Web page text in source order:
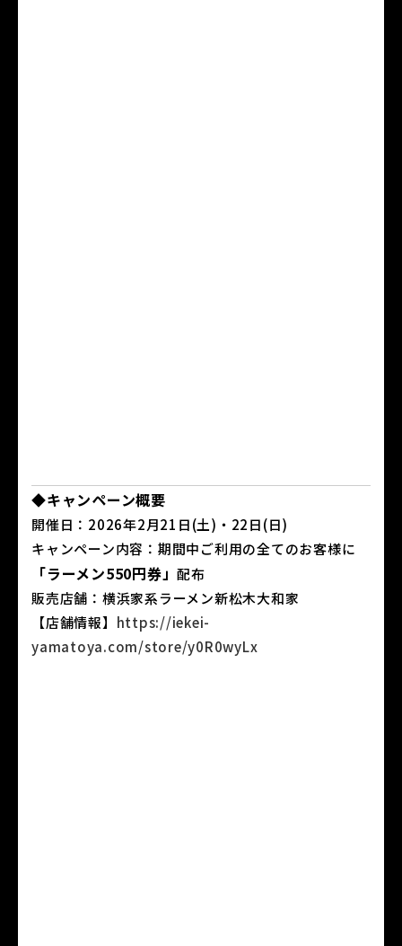
◆キャンペーン概要
開催日：2026年2月21日(土)・22日(日)
キャンペーン内容：期間中ご利用の全てのお客様に
「ラーメン550円券」配布
販売店舗：横浜家系ラーメン新松木大和家
【店舗情報】 https://iekei-
yamatoya.com/store/y0R0wyLx